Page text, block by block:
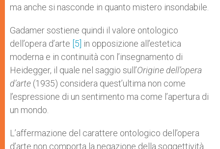
ma anche si nasconde in quanto mistero insondabile.
Gadamer sostiene quindi il valore ontologico
dell’opera d’arte [5] in opposizione all’estetica
moderna e in continuità con l’insegnamento di
Heidegger, il quale nel saggio sull’Origine dell’opera
d’arte (1935) considera quest’ultima non come
l’espressione di un sentimento ma come l’apertura di
un mondo.
L’affermazione del carattere ontologico dell’opera
d’arte non comporta la negazione della soggettività